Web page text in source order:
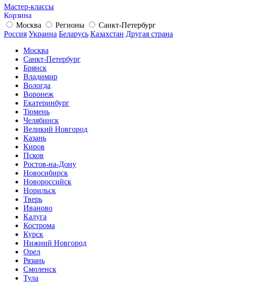
Мастер-классы
Корзина
Москва
Регионы
Санкт-Петербург
Россия Украина Беларусь Казахстан Другая страна
Москва
Санкт-Петербург
Брянск
Владимир
Вологда
Воронеж
Екатеринбург
Тюмень
Челябинск
Великий Новгород
Казань
Киров
Псков
Ростов-на-Дону
Новосибирск
Новороссийск
Норильск
Тверь
Иваново
Калуга
Кострома
Курск
Нижний Новгород
Орел
Рязань
Смоленск
Тула